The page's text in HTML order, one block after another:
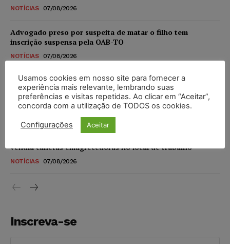
NOTÍCIAS 07/08/2026
Advogado preso por suspeita de matar o filho tem
inscrição suspensa pela OAB-TO
NOTÍCIAS 07/08/2026
STF amplia isenção de IBS e CBS na compra de veículos
novos para pessoas com deficiência e autistas de todos os
níveis
vendia canetas emagrecedoras no local de trabalho
NOTÍCIAS 07/08/2026
Inscreva-se
Usamos cookies em nosso site para fornecer a
experiência mais relevante, lembrando suas
preferências e visitas repetidas. Ao clicar em “Aceitar”,
concorda com a utilização de TODOS os cookies.
Configurações Aceitar